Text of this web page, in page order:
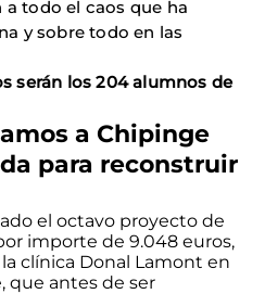
todo el caos que ha
y sobre todo en las
serán los 204 alumnos de
a Chipinge
para reconstruir
el octavo proyecto de
importe de 9.048 euros,
clínica Donal Lamont en
que antes de ser